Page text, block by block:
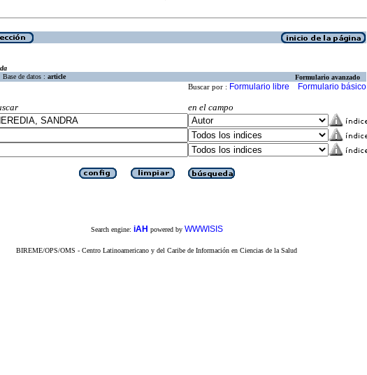
Base de datos : article Formulario avanzado
Buscar por : Formulario libre Formulario básico
en el campo
Search engine: iAH powered by WWWISIS
BIREME/OPS/OMS - Centro Latinoamericano y del Caribe de Información en Ciencias de la Salud